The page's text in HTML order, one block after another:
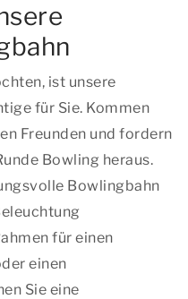
ist unsere
für Sie. Kommen
Freunden und fordern
Bowling heraus.
Bowlingbahn
für einen
einen
Sie eine